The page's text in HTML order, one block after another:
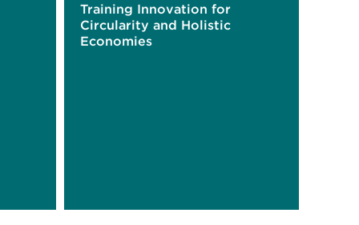
Training Innovation for
Circularity and Holistic
Economies